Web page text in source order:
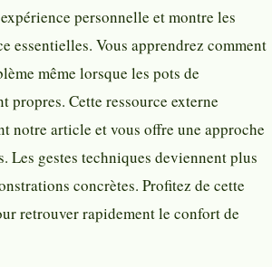
personnelle et montre les
essentielles. Vous apprendrez comment
même lorsque les pots de
propres. Cette ressource externe
notre article et vous offre une approche
Les gestes techniques deviennent plus
concrètes. Profitez de cette
retrouver rapidement le confort de